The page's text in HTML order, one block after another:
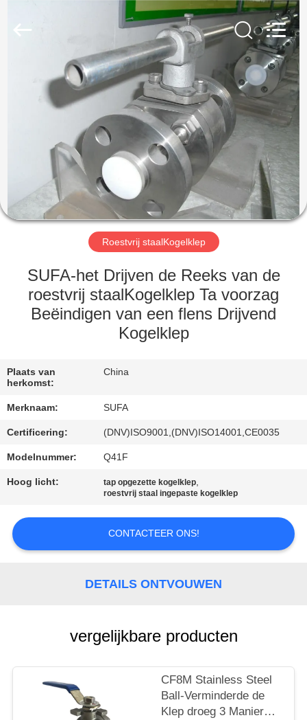
PRODUCTEN
OVER
ONS
FABRIEKSTOCHT
KWALITEITSCONTROLE
NEEM
ONS
OP
NIEUWS
VRAAG
OFFERTE
SITEMAP
Ltd..
Roestvrij staalKogelklep
SUFA-het Drijven de Reeks van de
roestvrij staalKogelklep Ta voorzag
Beëindigen van een flens Drijvend
Kogelklep
Plaats van
herkomst:
China
Merknaam: SUFA
Certificering: (DNV)ISO9001,(DNV)ISO14001,CE0035
Modelnummer: Q41F
Hoog licht: tap opgezette kogelklep,
roestvrij staal ingepaste kogelklep
CONTACTEER ONS!
DETAILS ONTVOUWEN
vergelijkbare producten
CF8M Stainless Steel
Ball-Verminderde de
Klep droeg 3 Manier